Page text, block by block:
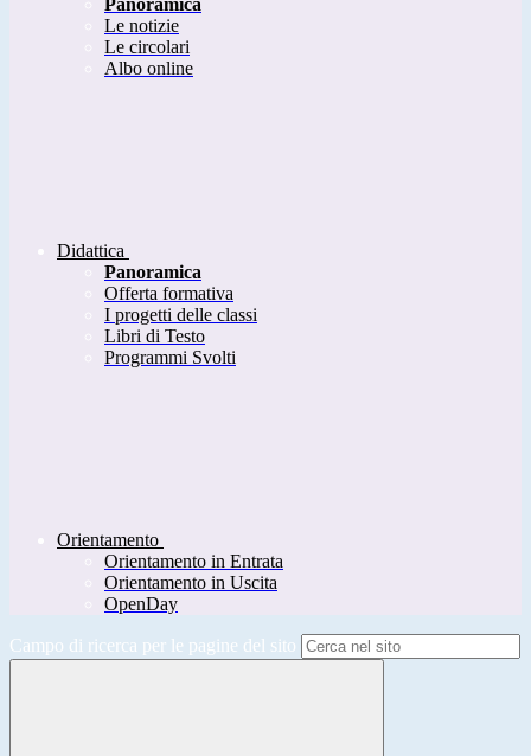
Panoramica
Le notizie
Le circolari
Albo online
Didattica
Panoramica
Offerta formativa
I progetti delle classi
Libri di Testo
Programmi Svolti
Orientamento
Orientamento in Entrata
Orientamento in Uscita
OpenDay
Campo di ricerca per le pagine del sito